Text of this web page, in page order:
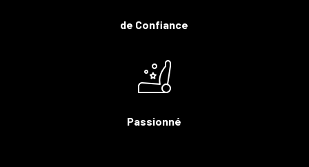
de Confiance
Passionné